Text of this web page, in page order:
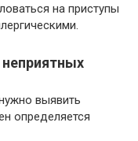
на приступы
неприятных
выявить
определяется